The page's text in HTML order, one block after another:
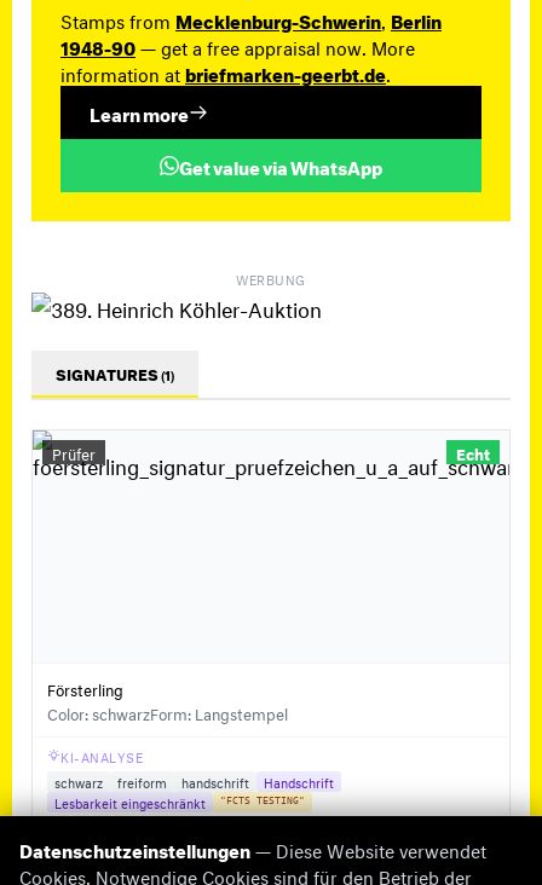
Stamps from Mecklenburg-Schwerin Berlin
1948-90— get a free appraisal now. More
information atbriefmarken-geerbt.de
Learn more
Get value via WhatsApp
WERBUNG
SIGNATURES(1)
Prüfer Echt
Försterling
Color: schwarzForm: Langstempel
KI-ANALYSE
schwarz
freiform handschrift
Handschrift
Lesbarkeit eingeschränkt
"FCTS TESTING"
Datenschutzeinstellungen— Diese Website verwendet
Cookies. Notwendige Cookies sind für den Betrieb der